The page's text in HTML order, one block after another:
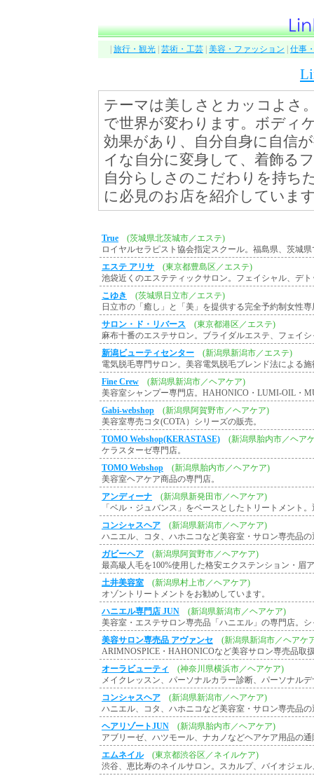
旅行・観光 芸術・工芸 美容・ファッション 仕事
テーマは美しさとカッコよさ
で世界が変わります。ボディ
効果があり、自分自身に自信
イな自分に変身して、着飾る
自分らしさのこだわりを持ち
に必見のお店を紹介していま
True
(茨城県北茨城市／エステ)
ロイヤルセラピスト協会指定スクール。福島県、茨城
エステ アリサ
(東京都豊島区／エステ)
池袋近くのエステティックサロン。フェイシャル、デ
こゆき
(茨城県日立市／エステ)
日立市の「癒し」と「美」を提供する完全予約制女性
サロン・ド・リバース
(東京都港区／エステ)
麻布十番のエステサロン。ブライダルエステ、フェイ
新潟ビューティセンター
(新潟県新潟市／エステ)
電気脱毛専門サロン。美容電気脱毛ブレンド法による施
Fine Crew
(新潟県新潟市／ヘアケア)
美容室シャンプー専門店。HAHONICO・LUMI-OIL・
Gabi-webshop
(新潟県阿賀野市／ヘアケア)
美容室専売コタ(COTA）シリーズの販売。
TOMO Webshop(KERASTASE)
(新潟県胎内市／ヘア
ケラスターゼ専門店。
TOMO Webshop
(新潟県胎内市／ヘアケア)
美容室ヘアケア商品の専門店。
アンディーナ
(新潟県新発田市／ヘアケア)
「ベル・ジュバンス」をベースとしたトリートメント
コンシャスヘア
(新潟県新潟市／ヘアケア)
ハニエル、コタ、ハホニコなど美容室・サロン専売品の
ガビーヘア
(新潟県阿賀野市／ヘアケア)
最高級人毛を100%使用した格安エクステンション・眉
土井美容室
(新潟県村上市／ヘアケア)
オゾントリートメントをお勧めしています。
ハニエル専門店 JUN
(新潟県新潟市／ヘアケア)
美容室・エステサロン専売品「ハニエル」の専門店。
美容サロン専売品 アヴァンセ
(新潟県新潟市／ヘアケ
ARIMNOSPICE・HAHONICOなど美容サロン専売品取
オーラビューティ
(神奈川県横浜市／ヘアケア)
メイクレッスン、パーソナルカラー診断、パーソナル
コンシャスヘア
(新潟県新潟市／ヘアケア)
ハニエル、コタ、ハホニコなど美容室・サロン専売品の
ヘアリゾートJUN
(新潟県胎内市／ヘアケア)
アブリーゼ、ハツモール、ナカノなどヘアケア用品の通
エムネイル
(東京都渋谷区／ネイルケア)
渋谷、恵比寿のネイルサロン。スカルプ、バイオジェ